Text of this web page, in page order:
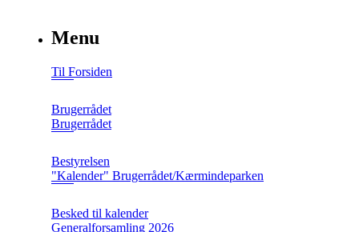
Menu
Til Forsiden
Brugerrådet
Brugerrådet
Bestyrelsen
"Kalender" Brugerrådet/Kærmindeparken
Besked til kalender
Generalforsamling 2026